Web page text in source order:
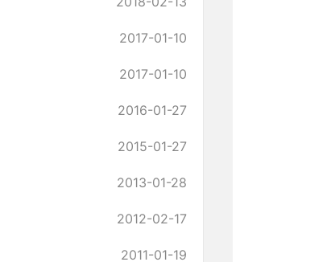
2017-01-10
2017-01-10
2016-01-27
2015-01-27
2013-01-28
2012-02-17
2011-01-19